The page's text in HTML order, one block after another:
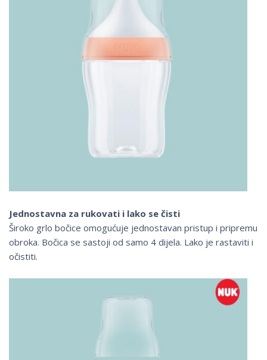
Jednostavna za rukovati i lako se čisti
Široko grlo bočice omogućuje jednostavan pristup i pripremu
obroka. Bočica se sastoji od samo 4 dijela. Lako je rastaviti i
očistiti.